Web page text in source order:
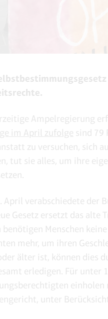
Ampelregierung
im April zufolge sind 79
zu versuchen, sich
tut sie alles, um ihre
April verabschiedete der
Gesetz ersetzt das alte
benötigen Menschen
mehr, um ihren
älter ist, können dies
erledigen. Für unter
einholen
unter